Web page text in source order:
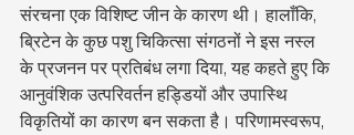
संरचना एक विशिष्ट जीन के कारण थी। हालाँकि,
ब्रिटेन के कुछ पशु चिकित्सा संगठनों ने इस नस्ल
के प्रजनन पर प्रतिबंध लगा दिया, यह कहते हुए कि
आनुवंशिक उत्परिवर्तन हड्डियों और उपास्थि
विकृतियों का कारण बन सकता है। परिणामस्वरूप,